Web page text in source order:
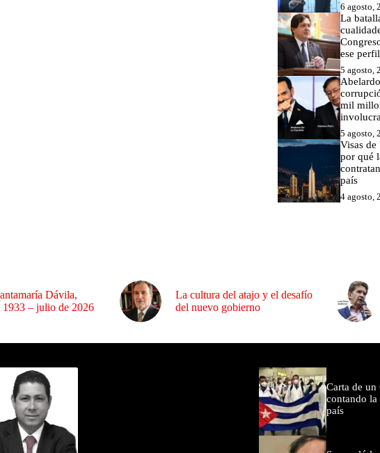
6 agosto,
La
ese perfil
5 agosto,
mil
5 agosto,
Visas
por qué
país
4 agosto,
Dávila,
1933 – julio de 2026
La cultura del atajo y el desafío
del nuevo gobierno
Carta de
contando la
país